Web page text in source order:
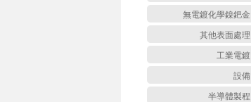
無電鍍化學鎳鈀金
其他表面處理
工業電鍍
設備
半導體製程